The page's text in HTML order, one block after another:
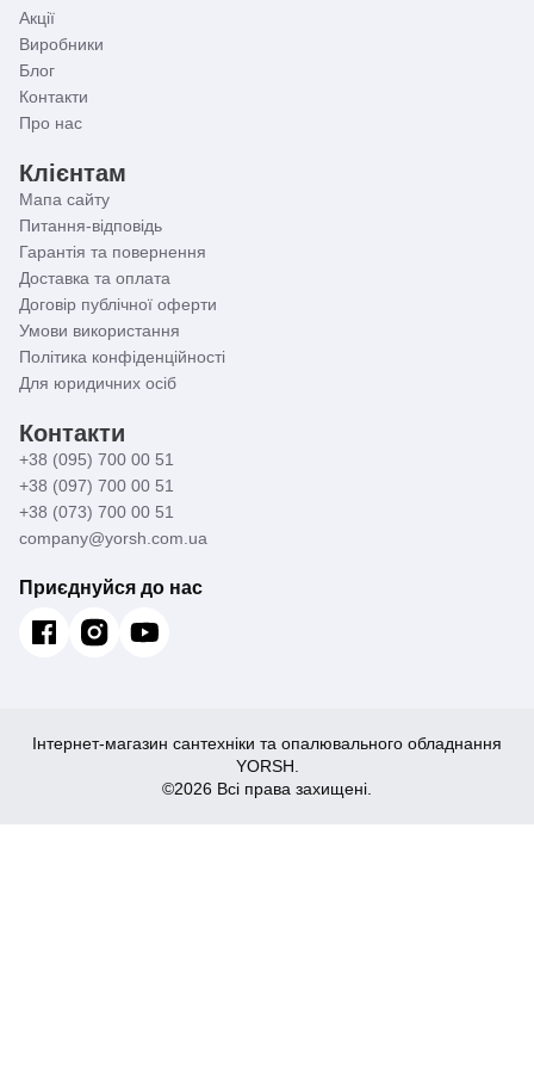
Акції
Виробники
Блог
Контакти
Про нас
Клієнтам
Мапа сайту
Питання-відповідь
Гарантія та повернення
Доставка та оплата
Договір публічної оферти
Умови використання
Політика конфіденційності
Для юридичних осіб
Контакти
+38 (095) 700 00 51
+38 (097) 700 00 51
+38 (073) 700 00 51
company@yorsh.com.ua
Приєднуйся до нас
Інтернет-магазин сантехніки та опалювального обладнання
YORSH.
©2026 Всі права захищені.